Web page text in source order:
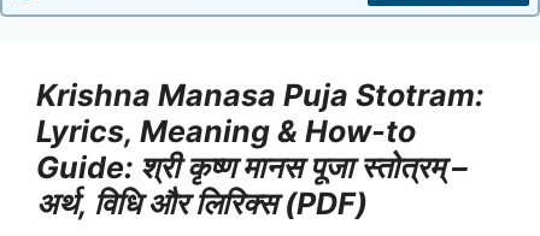
Krishna Manasa Puja Stotram:
Lyrics, Meaning & How-to
Guide: श्री कृष्ण मानस पूजा स्तोत्रम् –
अर्थ, विधि और लिरिक्स (PDF)